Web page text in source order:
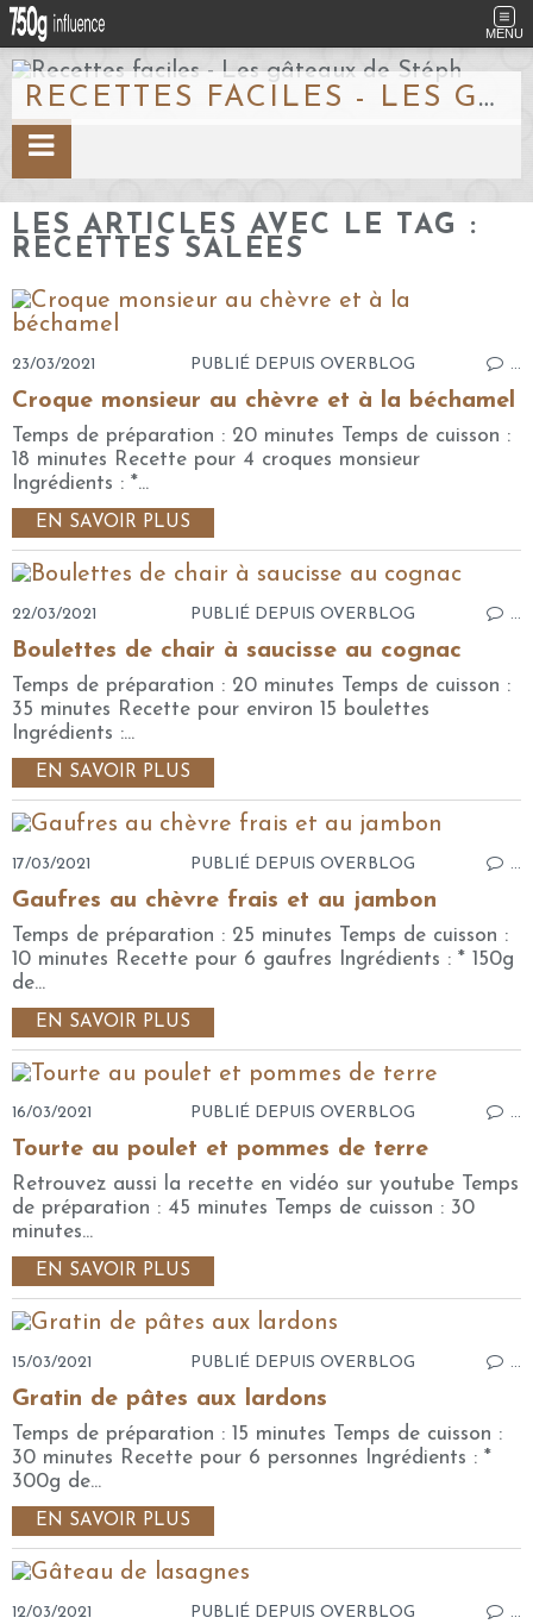
MENU
RECETTES FACILES - LES GÂTEAUX DE STÉPH
LES ARTICLES AVEC LE TAG :
RECETTES SALEES
23/03/2021 PUBLIÉ DEPUIS OVERBLOG …
Croque monsieur au chèvre et à la béchamel
Temps de préparation : 20 minutes Temps de cuisson :
18 minutes Recette pour 4 croques monsieur
Ingrédients : *...
EN SAVOIR PLUS
22/03/2021 PUBLIÉ DEPUIS OVERBLOG …
Boulettes de chair à saucisse au cognac
Temps de préparation : 20 minutes Temps de cuisson :
35 minutes Recette pour environ 15 boulettes
Ingrédients :...
EN SAVOIR PLUS
17/03/2021 PUBLIÉ DEPUIS OVERBLOG …
Gaufres au chèvre frais et au jambon
Temps de préparation : 25 minutes Temps de cuisson :
10 minutes Recette pour 6 gaufres Ingrédients : * 150g
de...
EN SAVOIR PLUS
16/03/2021 PUBLIÉ DEPUIS OVERBLOG …
Tourte au poulet et pommes de terre
Retrouvez aussi la recette en vidéo sur youtube Temps
de préparation : 45 minutes Temps de cuisson : 30
minutes...
EN SAVOIR PLUS
15/03/2021 PUBLIÉ DEPUIS OVERBLOG …
Gratin de pâtes aux lardons
Temps de préparation : 15 minutes Temps de cuisson :
30 minutes Recette pour 6 personnes Ingrédients : *
300g de...
EN SAVOIR PLUS
12/03/2021 PUBLIÉ DEPUIS OVERBLOG …